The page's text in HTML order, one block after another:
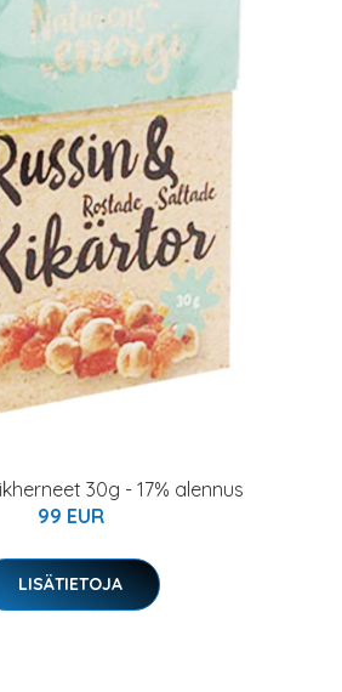
30g - 17% alennus
99 EUR
LISÄTIETOJA